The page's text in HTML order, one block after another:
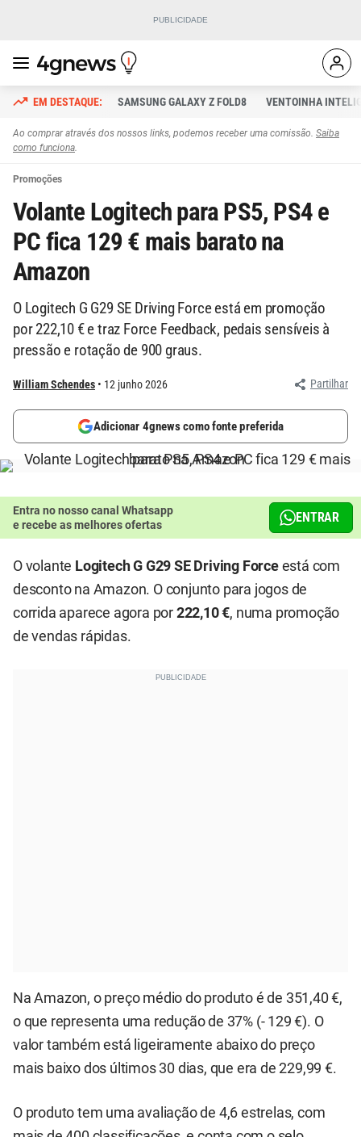
SAMSUNG GALAXY Z FOLD8 VENTOINHA
Ao comprar através dos nossos links, podemos receber uma comissão. Saiba
como funciona.
Promoções
Volante Logitech para PS5, PS4 e
PC fica 129 € mais barato na
Amazon
O Logitech G G29 SE Driving Force está em promoção
por 222,10 € e traz Force Feedback, pedais sensíveis à
pressão e rotação de 900 graus.
William Schendes 12 junho 2026 Partilhar
Adicionar 4gnews como fonte preferida
Entra no nosso canal Whatsapp
e recebe as melhores ofertas
ENTRAR
O volante Logitech G G29 SE Driving Forceestá com
desconto na Amazon. O conjunto para jogos de
corrida aparece agora por 222,10 €, numa promoção
de vendas rápidas.
Na Amazon, o preço médio do produto é de 351,40 €,
o que representa uma redução de 37% (- 129 €). O
valor também está ligeiramente abaixo do preço
mais baixo dos últimos 30 dias, que era de 229,99 €.
O produto tem uma avaliação de 4,6 estrelas, com